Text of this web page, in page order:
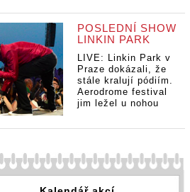
POSLEDNÍ SHOW
LINKIN PARK
LIVE: Linkin Park v
Praze dokázali, že
stále kralují pódiím.
Aerodrome festival
jim ležel u nohou